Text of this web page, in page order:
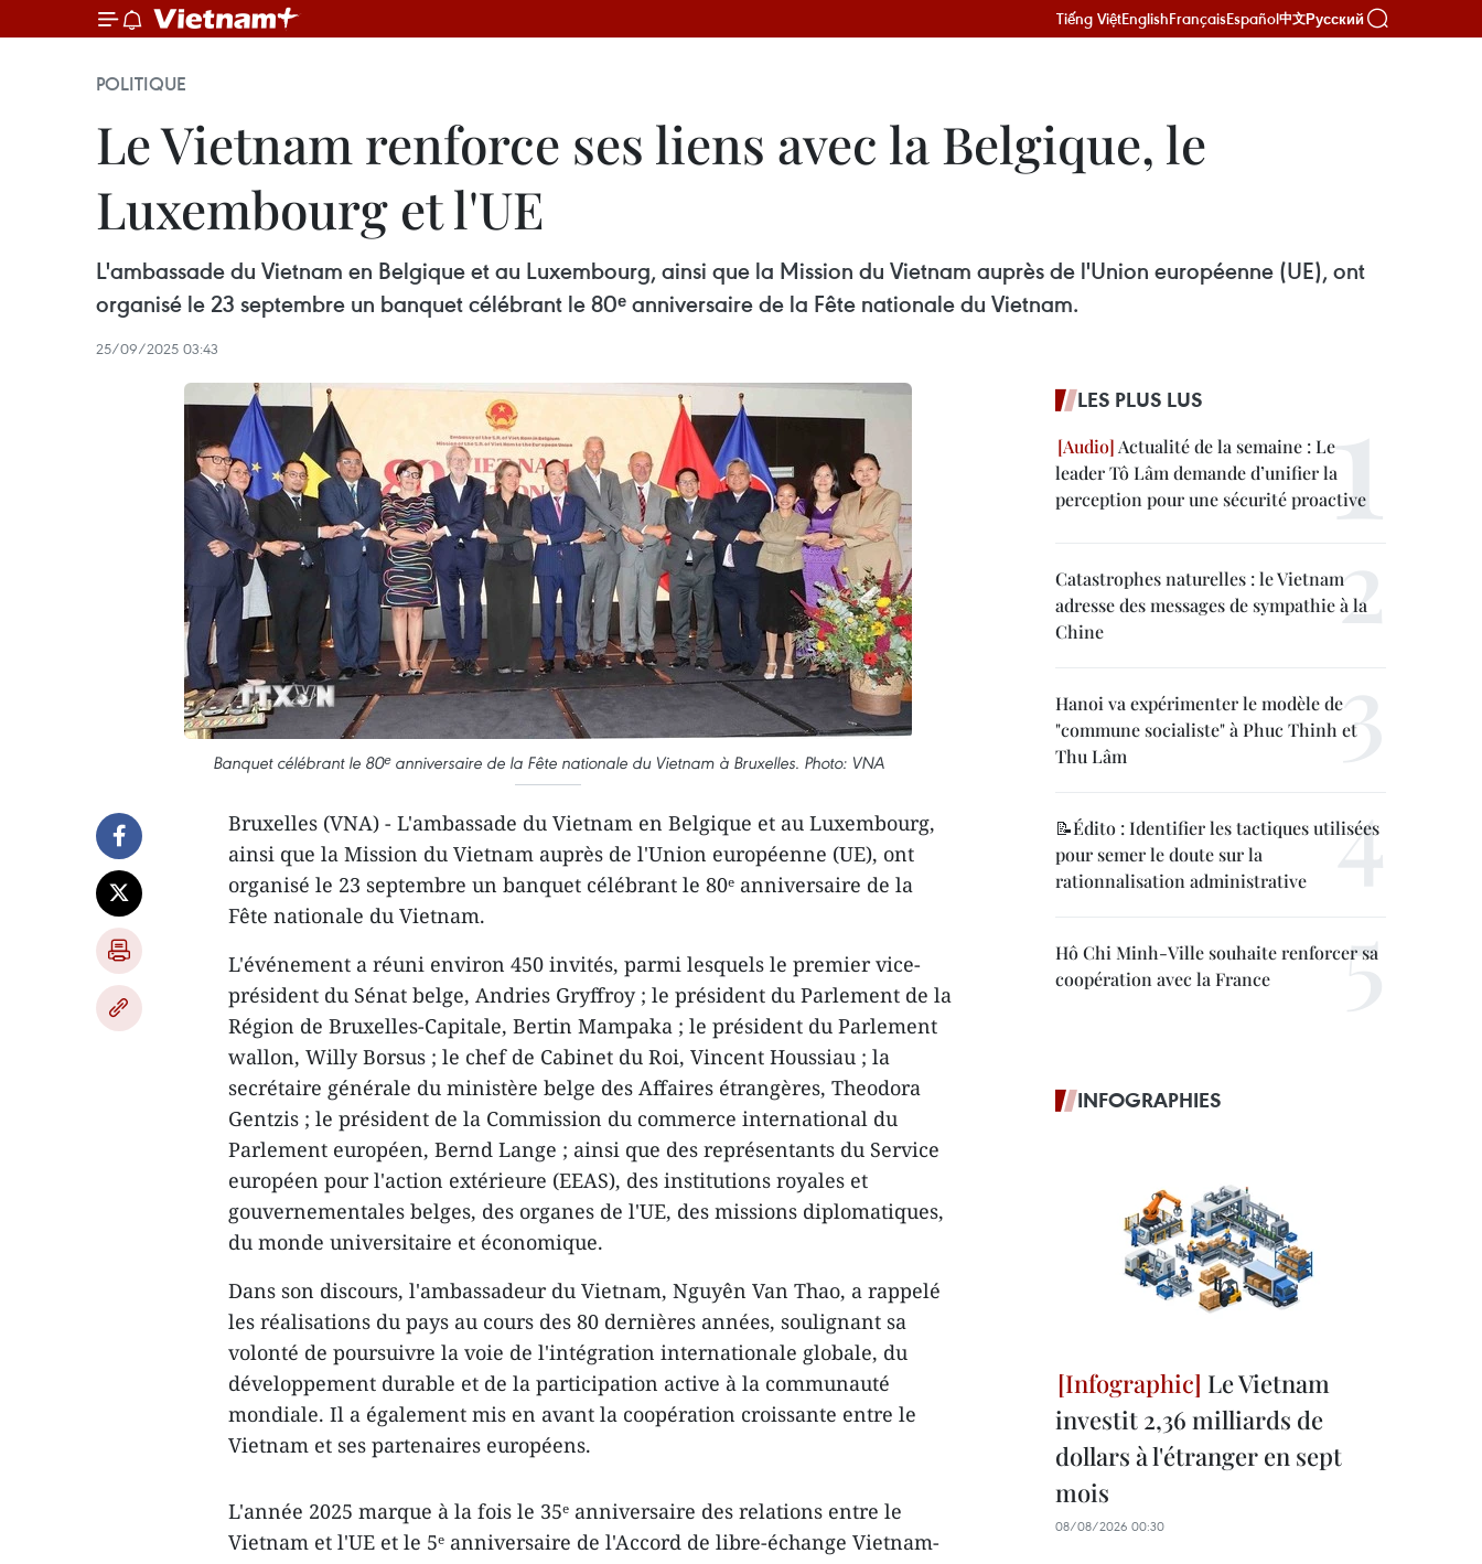
Tiếng ViệtEnglishFrançaisEspañol中文Русский
POLITIQUE
Le Vietnam renforce ses liens avec la Belgique, le
Luxembourg et l'UE
L'ambassade du Vietnam en Belgique et au Luxembourg, ainsi que la Mission du Vietnam auprès de l'Union européenne (UE), ont
organisé le 23 septembre un banquet célébrant le 80ᵉ anniversaire de la Fête nationale du Vietnam.
25/09/2025 03:43
Banquet célébrant le 80ᵉ anniversaire de la Fête nationale du Vietnam à Bruxelles. Photo: VNA
Bruxelles (VNA) - L'ambassade du Vietnam en Belgique et au Luxembourg,
ainsi que la Mission du Vietnam auprès de l'Union européenne (UE), ont
organisé le 23 septembre un banquet célébrant le 80ᵉ anniversaire de la
Fête nationale du Vietnam.
L'événement a réuni environ 450 invités, parmi lesquels le premier vice-
président du Sénat belge, Andries Gryffroy ; le président du Parlement de la
Région de Bruxelles-Capitale, Bertin Mampaka ; le président du Parlement
wallon, Willy Borsus ; le chef de Cabinet du Roi, Vincent Houssiau ; la
secrétaire générale du ministère belge des Affaires étrangères, Theodora
Gentzis ; le président de la Commission du commerce international du
Parlement européen, Bernd Lange ; ainsi que des représentants du Service
européen pour l'action extérieure (EEAS), des institutions royales et
gouvernementales belges, des organes de l'UE, des missions diplomatiques,
du monde universitaire et économique.
Dans son discours, l'ambassadeur du Vietnam, Nguyên Van Thao, a rappelé
les réalisations du pays au cours des 80 dernières années, soulignant sa
volonté de poursuivre la voie de l'intégration internationale globale, du
développement durable et de la participation active à la communauté
mondiale. Il a également mis en avant la coopération croissante entre le
Vietnam et ses partenaires européens.
L'année 2025 marque à la fois le 35ᵉ anniversaire des relations entre le
Vietnam et l'UE et le 5ᵉ anniversaire de l'Accord de libre-échange Vietnam-
LES PLUS LUS
Actualité de la semaine : Le
leader Tô Lâm demande d’unifier la
perception pour une sécurité proactive
Catastrophes naturelles : le Vietnam
adresse des messages de sympathie à la
Chine
Hanoi va expérimenter le modèle de
"commune socialiste" à Phuc Thinh et
Thu Lâm
📝Édito : Identifier les tactiques utilisées
pour semer le doute sur la
rationnalisation administrative
Hô Chi Minh-Ville souhaite renforcer sa
coopération avec la France
INFOGRAPHIES
Le Vietnam
investit 2,36 milliards de
dollars à l'étranger en sept
mois
08/08/2026 00:30